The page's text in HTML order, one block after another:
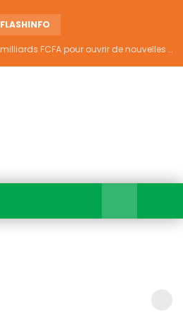
FLASHINFO
PJGOUV 2026-2030 : 2 869,4 milliards FCFA pour ouvrir de nouvelles perspectives à plus de 5,2 millions de jeunes ivoiriens